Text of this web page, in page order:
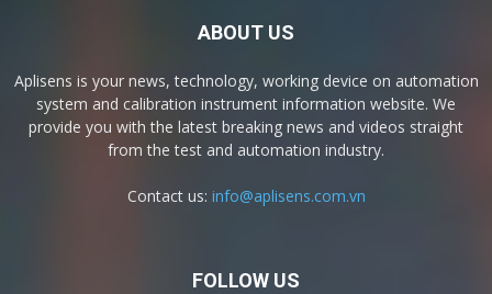
ABOUT US
Aplisens is your news, technology, working device on automation
system and calibration instrument information website. We
provide you with the latest breaking news and videos straight
from the test and automation industry.
Contact us: info@aplisens.com.vn
FOLLOW US